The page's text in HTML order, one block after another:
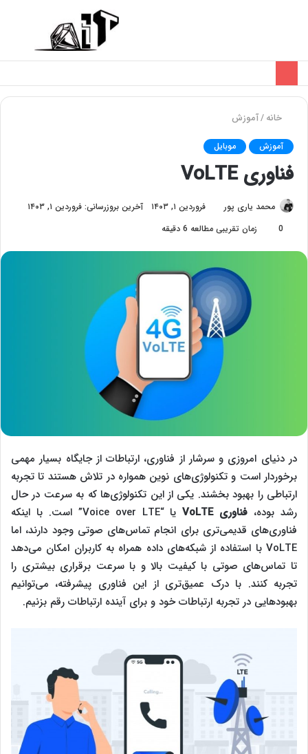
خانه/آموزش
آموزش موبایل
فناوری VoLTE
محمد یاری پور فروردین ۱, ۱۴۰۳
آخرین بروزرسانی: فروردین ۱, ۱۴۰۳
0
زمان تقریبی مطالعه 6 دقیقه
در دنیای امروزی و سرشار از فناوری، ارتباطات از جایگاه بسیار مهمی
برخوردار است و تکنولوژی‌های نوین همواره در تلاش هستند تا تجربه
ارتباطی را بهبود بخشند. یکی از این تکنولوژی‌ها که به سرعت در حال
رشد بوده، فناوریVoLTE
یا “Voice over LTE” است. با اینکه
فناوری‌های قدیمی‌تری برای انجام تماس‌های صوتی وجود دارند، اما
VoLTE با استفاده از شبکه‌های داده همراه به کاربران امکان می‌دهد
تا تماس‌های صوتی با کیفیت بالا و با سرعت برقراری بیشتری را
تجربه کنند. با درک عمیق‌تری از این فناوری پیشرفته، می‌توانیم
بهبودهایی در تجربه ارتباطات خود و برای آینده‌ ارتباطات رقم بزنیم.